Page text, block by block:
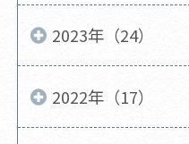
2023年（24）
2022年（17）